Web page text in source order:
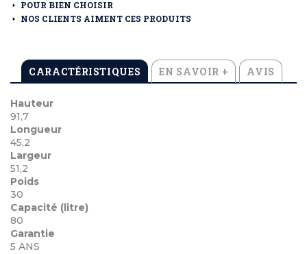
POUR BIEN CHOISIR
NOS CLIENTS AIMENT CES PRODUITS
CARACTÉRISTIQUES EN SAVOIR + AVIS
Hauteur
91,7
Longueur
45,2
Largeur
51,2
Poids
30
Capacité (litre)
80
Garantie
5 ANS